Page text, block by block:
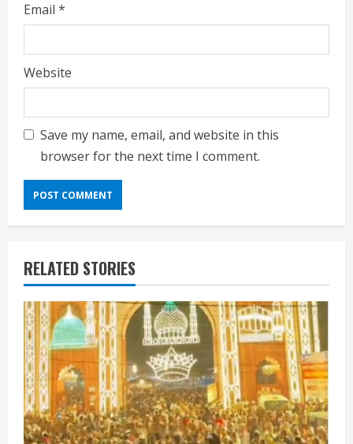
Email *
Website
Save my name, email, and website in this
browser for the next time I comment.
RELATED STORIES